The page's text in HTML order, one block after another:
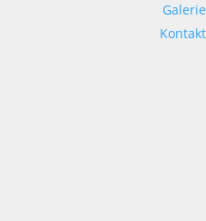
Galerie
Kontakt